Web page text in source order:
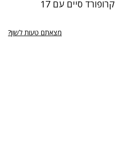
ג'ודי מיקס הוסיף 15. ג'ורדן קרופורד סיים עם 17
מצאתם טעות לשון?